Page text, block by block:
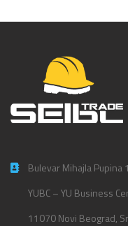
Bulevar Mihajla Pupina
YUBC – YU Business
11070 Novi Beograd,